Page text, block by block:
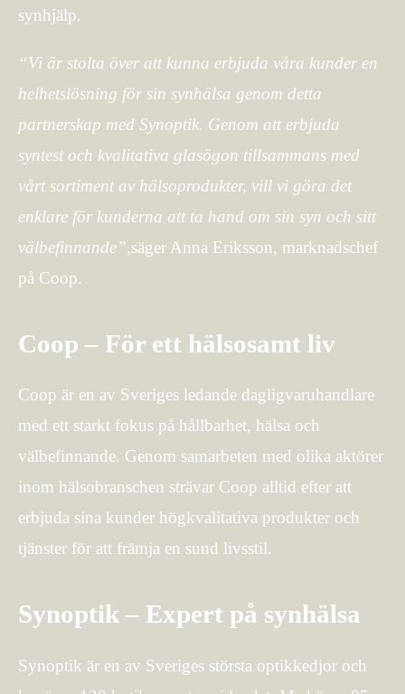
synhjälp.
“Vi är stolta över att kunna erbjuda våra kunder en
helhetslösning för sin synhälsa genom detta
partnerskap med Synoptik. Genom att erbjuda
syntest och kvalitativa glasögon tillsammans med
vårt sortiment av hälsoprodukter, vill vi göra det
enklare för kunderna att ta hand om sin syn och sitt
välbefinnande”,säger Anna Eriksson, marknadschef
på Coop.
Coop – För ett hälsosamt liv
Coop är en av Sveriges ledande dagligvaruhandlare
med ett starkt fokus på hållbarhet, hälsa och
välbefinnande. Genom samarbeten med olika aktörer
inom hälsobranschen strävar Coop alltid efter att
erbjuda sina kunder högkvalitativa produkter och
tjänster för att främja en sund livsstil.
Synoptik – Expert på synhälsa
Synoptik är en av Sveriges största optikkedjor och